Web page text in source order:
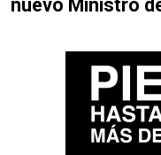
nuevo Ministro